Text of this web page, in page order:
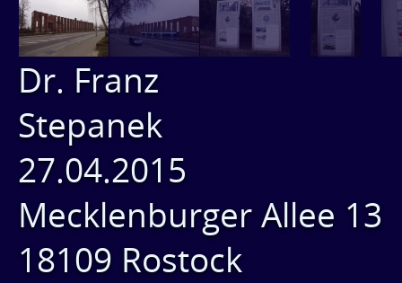
Dr. Franz
27.04.2015
Mecklenburger Allee 13
18109 Rostock